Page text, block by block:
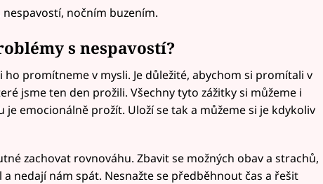
nočním buzením.
s nespavostí?
ho promítneme v mysli. Je důležité, abychom si promítali v
jsme ten den prožili. Všechny tyto zážitky si můžeme i
je emocionálně prožít. Uloží se tak a můžeme si je kdykoliv
zachovat rovnováhu. Zbavit se možných obav a strachů,
a nedají nám spát. Nesnažte se předběhnout čas a řešit